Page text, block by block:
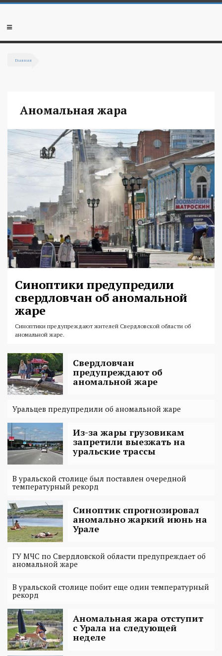
Перейти к основному содержанию
Мобильное
Главная
Аномальная жара
Синоптики предупредили
свердловчан об аномальной
жаре
Синоптики предупреждают жителей Свердловской области об
аномальной жаре.
Свердловчан
предупреждают об
аномальной жаре
Уральцев предупредили об аномальной жаре
Из-за жары грузовикам
запретили выезжать на
уральские трассы
В уральской столице был поставлен очередной
температурный рекорд
Синоптик спрогнозировал
аномально жаркий июнь на
Урале
ГУ МЧС по Свердловской области предупреждает об
аномальной жаре
В уральской столице побит еще один температурный
рекорд
Аномальная жара отступит
с Урала на следующей
неделе